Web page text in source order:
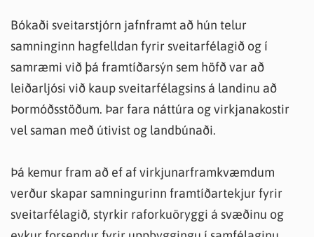
Bókaði sveitarstjórn jafnframt að hún telur
samninginn hagfelldan fyrir sveitarfélagið og í
samræmi við þá framtíðarsýn sem höfð var að
leiðarljósi við kaup sveitarfélagsins á landinu að
Þormóðsstöðum. Þar fara náttúra og virkjanakostir
vel saman með útivist og landbúnaði.
Þá kemur fram að ef af virkjunarframkvæmdum
verður skapar samningurinn framtíðartekjur fyrir
sveitarfélagið, styrkir raforkuöryggi á svæðinu og